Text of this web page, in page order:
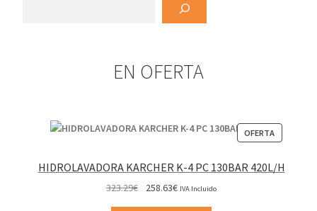
EN OFERTA
OFERTA
EN
HIDROLAVADORA KARCHER K-4 PC 130BAR 420L/H
323.29€ 258.63€ElIVA Incluido